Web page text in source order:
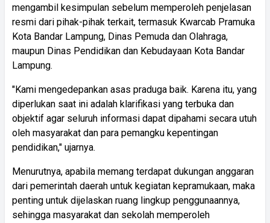
mengambil kesimpulan sebelum memperoleh penjelasan
resmi dari pihak-pihak terkait, termasuk Kwarcab Pramuka
Kota Bandar Lampung, Dinas Pemuda dan Olahraga,
maupun Dinas Pendidikan dan Kebudayaan Kota Bandar
Lampung.
"Kami mengedepankan asas praduga baik. Karena itu, yang
diperlukan saat ini adalah klarifikasi yang terbuka dan
objektif agar seluruh informasi dapat dipahami secara utuh
oleh masyarakat dan para pemangku kepentingan
pendidikan," ujarnya.
Menurutnya, apabila memang terdapat dukungan anggaran
dari pemerintah daerah untuk kegiatan kepramukaan, maka
penting untuk dijelaskan ruang lingkup penggunaannya,
sehingga masyarakat dan sekolah memperoleh